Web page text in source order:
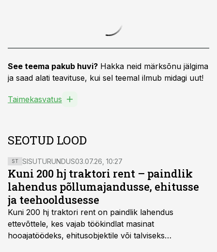
See teema pakub huvi? Hakka neid märksõnu jälgima
ja saad alati teavituse, kui sel teemal ilmub midagi uut!
Taimekasvatus
SEOTUD LOOD
ST SISUTURUNDUS03.07.26, 10:27
Kuni 200 hj traktori rent – paindlik
lahendus põllumajandusse, ehitusse
ja teehooldusesse
Kuni 200 hj traktori rent on paindlik lahendus
ettevõttele, kes vajab töökindlat masinat
hooajatöödeks, ehitusobjektile või talviseks